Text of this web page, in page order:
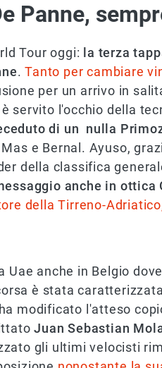
Panne,
Tour oggi: la terza
. Tanto per cambiare
per un arrivo in
servito l'occhio della
di un nulla
e Bernal. Ayuso,
della classifica
anche in ottica
della Tirreno-
Uae anche in Belgio
è stata
modificato l'atteso
Juan Sebastian
gli ultimi velocisti